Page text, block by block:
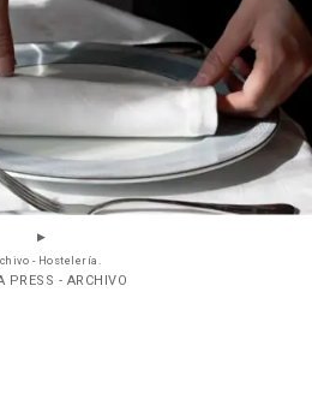
- Hostelería.
PRESS - ARCHIVO